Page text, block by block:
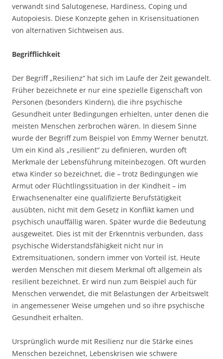
verwandt sind Salutogenese, Hardiness, Coping und
Autopoiesis. Diese Konzepte gehen in Krisensituationen
von alternativen Sichtweisen aus.
Begrifflichkeit
Der Begriff „Resilienz“ hat sich im Laufe der Zeit gewandelt.
Früher bezeichnete er nur eine spezielle Eigenschaft von
Personen (besonders Kindern), die ihre psychische
Gesundheit unter Bedingungen erhielten, unter denen die
meisten Menschen zerbrochen wären. In diesem Sinne
wurde der Begriff zum Beispiel von Emmy Werner benutzt.
Um ein Kind als „resilient“ zu definieren, wurden oft
Merkmale der Lebensführung miteinbezogen. Oft wurden
etwa Kinder so bezeichnet, die – trotz Bedingungen wie
Armut oder Flüchtlingssituation in der Kindheit – im
Erwachsenenalter eine qualifizierte Berufstätigkeit
ausübten, nicht mit dem Gesetz in Konflikt kamen und
psychisch unauffällig waren. Später wurde die Bedeutung
ausgeweitet. Dies ist mit der Erkenntnis verbunden, dass
psychische Widerstandsfähigkeit nicht nur in
Extremsituationen, sondern immer von Vorteil ist. Heute
werden Menschen mit diesem Merkmal oft allgemein als
resilient bezeichnet. Er wird nun zum Beispiel auch für
Menschen verwendet, die mit Belastungen der Arbeitswelt
in angemessener Weise umgehen und so ihre psychische
Gesundheit erhalten.
Ursprünglich wurde mit Resilienz nur die Stärke eines
Menschen bezeichnet, Lebenskrisen wie schwere